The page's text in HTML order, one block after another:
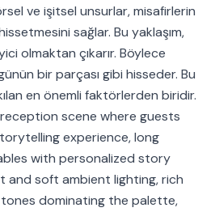
ve işitsel unsurlar, misafirlerin
sağlar. Bu yaklaşım,
olmaktan çıkarır. Böylece
bir parçası gibi hisseder. Bu
en önemli faktörlerden biridir.
scene where guests
experience, long
with personalized story
and soft ambient lighting, rich
dominating the palette,